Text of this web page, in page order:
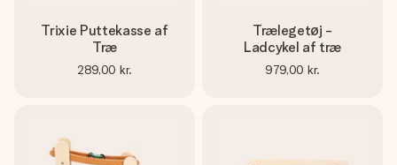
Trixie Puttekasse af
Træ
289,00 kr.
Trælegetøj -
Ladcykel af træ
979,00 kr.